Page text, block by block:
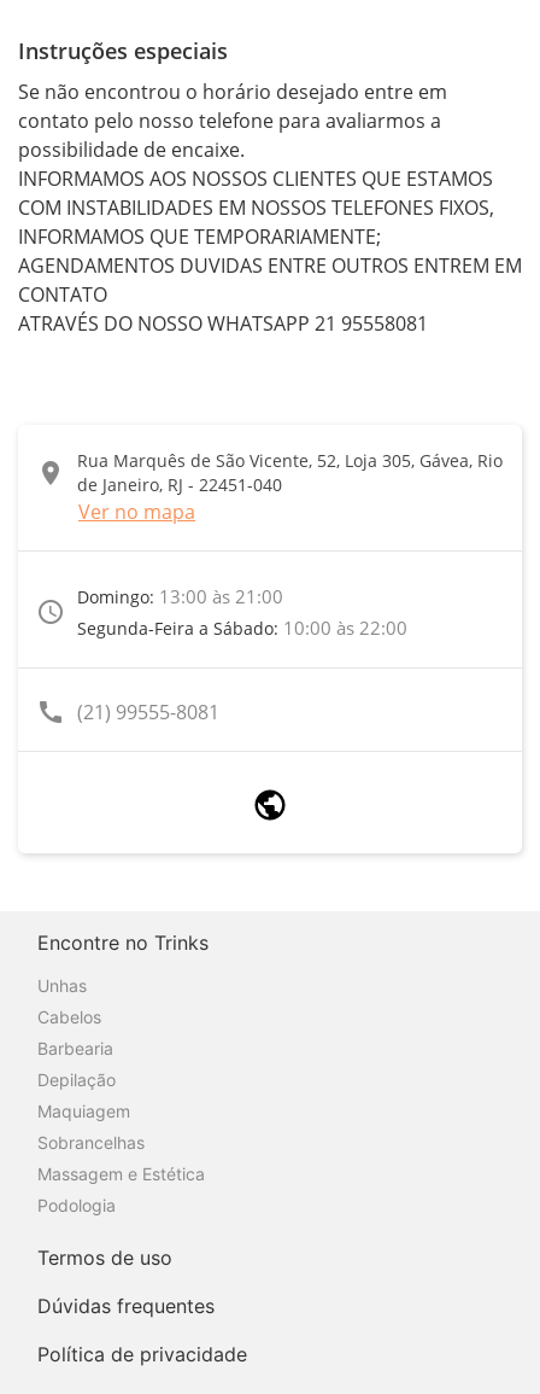
Instruções especiais
Se não encontrou o horário desejado entre em
contato pelo nosso telefone para avaliarmos a
possibilidade de encaixe.
INFORMAMOS AOS NOSSOS CLIENTES QUE ESTAMOS
COM INSTABILIDADES EM NOSSOS TELEFONES FIXOS,
INFORMAMOS QUE TEMPORARIAMENTE;
AGENDAMENTOS DUVIDAS ENTRE OUTROS ENTREM EM
CONTATO
ATRAVÉS DO NOSSO WHATSAPP 21 95558081
location_on
Rua Marquês de São Vicente, 52, Loja 305, Gávea, Rio
de Janeiro, RJ - 22451-040
Ver no mapa
access_time
Domingo: 13:00 às 21:00
Segunda-Feira a Sábado: 10:00 às 22:00
call (21) 99555-8081
Encontre no Trinks
Unhas
Cabelos
Barbearia
Depilação
Maquiagem
Sobrancelhas
Massagem e Estética
Podologia
Termos de uso
Dúvidas frequentes
Política de privacidade